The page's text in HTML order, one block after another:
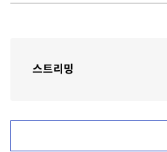
스트리밍